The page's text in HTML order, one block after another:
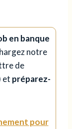
en banque
notre
de
et préparez-
pour